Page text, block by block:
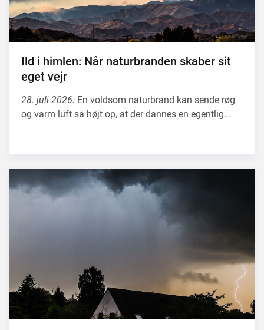
Ild i himlen: Når naturbranden skaber sit
eget vejr
28. juli 2026. En voldsom naturbrand kan sende røg
og varm luft så højt op, at der dannes en egentlig…